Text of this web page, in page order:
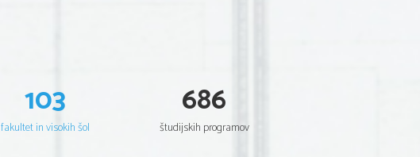
103
fakultet in visokih šol
686
študijskih programov